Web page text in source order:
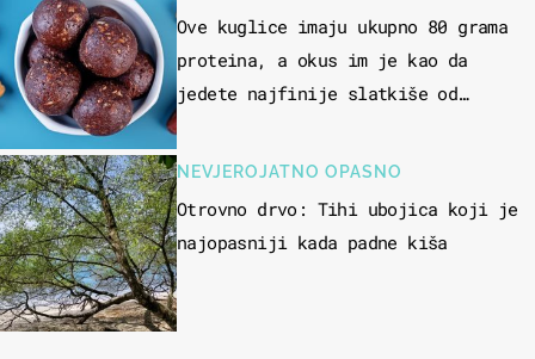
Ove kuglice imaju ukupno 80 grama
proteina, a okus im je kao da
jedete najfinije slatkiše od
NEVJEROJATNO OPASNO
Otrovno drvo: Tihi ubojica koji je
najopasniji kada padne kiša